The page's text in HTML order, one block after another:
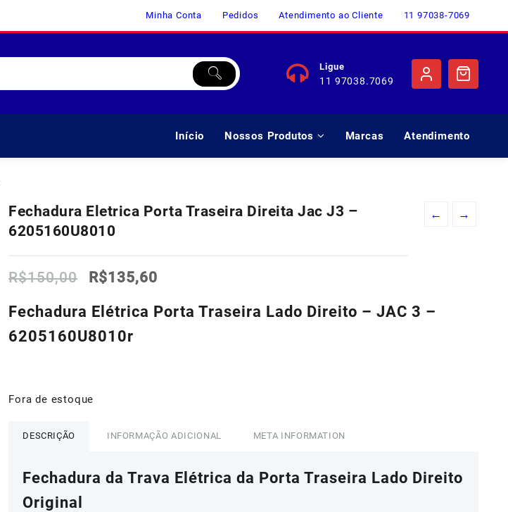
Minha Conta Pedidos Atendimento ao Cliente 11 97038-7069
Ligue
11 97038.7069
Início Nossos Produtos Marcas Atendimento
← →
Fechadura Eletrica Porta Traseira Direita Jac J3 –
6205160U8010
R$150,00
O
original
era:
R$150,00.
R$135,60
atual
é:
Fechadura Elétrica Porta Traseira Lado Direito – JAC 3 –
6205160U8010r
Fora de estoque
DESCRIÇÃO INFORMAÇÃO ADICIONAL META INFORMATION
Fechadura da Trava Elétrica da Porta Traseira Lado Direito
Original